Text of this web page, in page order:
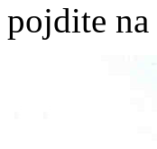
pojdite na